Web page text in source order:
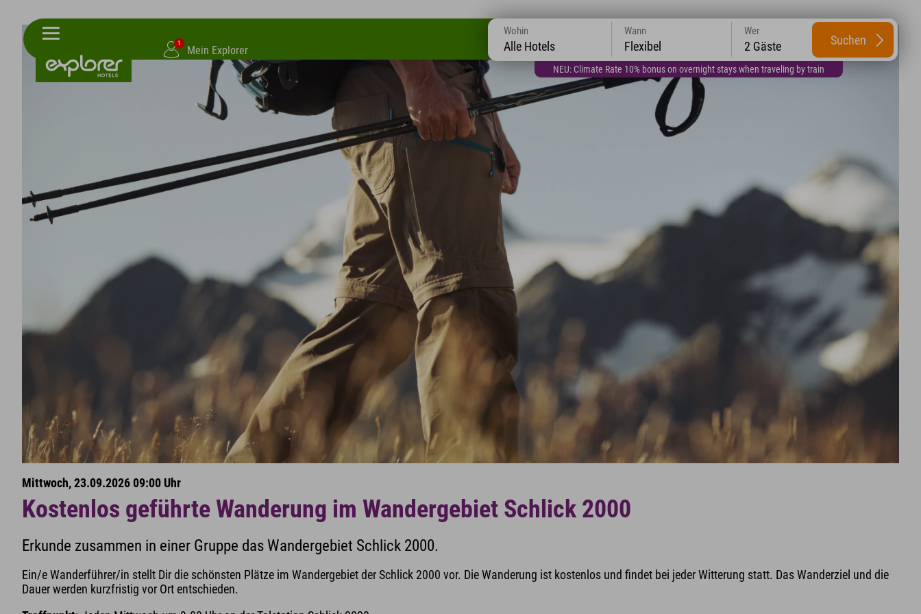
1
Mein Explorer
NEU: Climate Rate 10% bonus on overnight stays when traveling by train
Wohin
Alle Hotels
Wann
Flexibel
Wer
2 Gäste Suchen
Mittwoch, 23.09.2026 09:00 Uhr
Kostenlos geführte Wanderung im Wandergebiet Schlick 2000
Erkunde zusammen in einer Gruppe das Wandergebiet Schlick 2000.
Ein/e Wanderführer/in stellt Dir die schönsten Plätze im Wandergebiet der Schlick 2000 vor. Die Wanderung ist kostenlos und findet bei jeder Witterung statt. Das Wanderziel und die
Dauer werden kurzfristig vor Ort entschieden.